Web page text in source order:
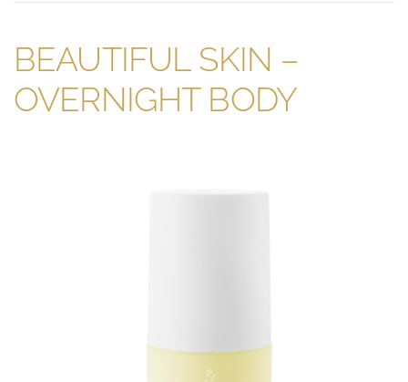
BEAUTIFUL SKIN –
OVERNIGHT BODY